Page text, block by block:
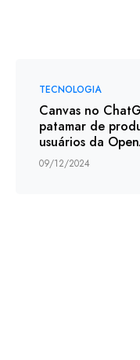
TECNOLOGIA
Canvas no
patamar de
usuários da
09/12/2024